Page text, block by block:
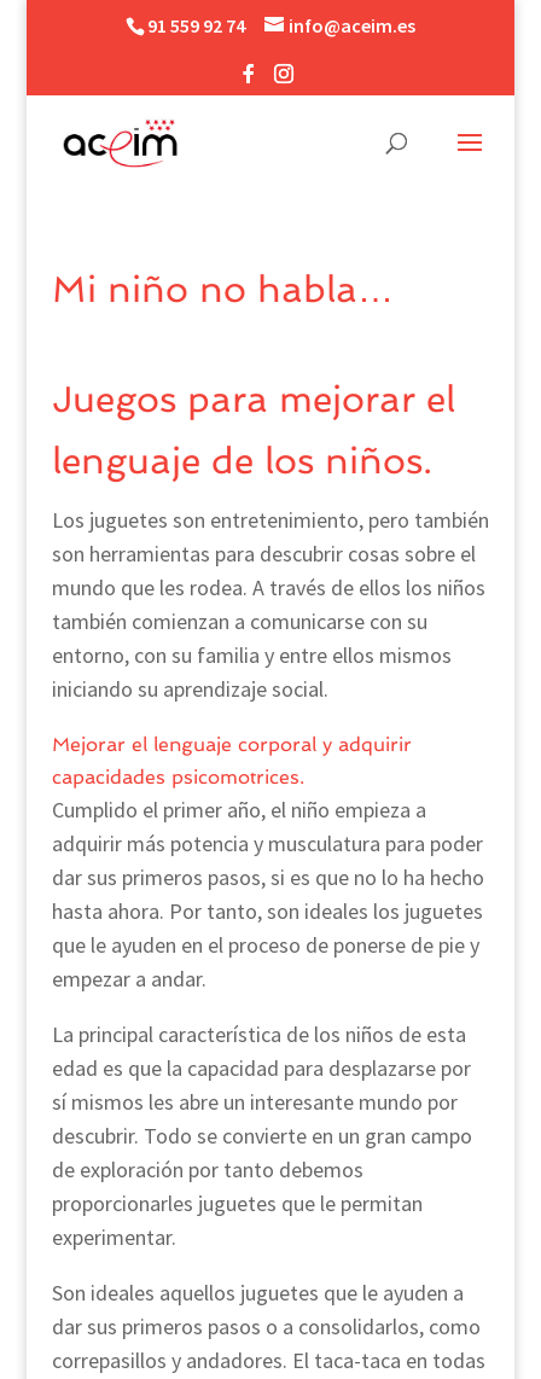
91 559 92 74 info@aceim.es
Mi niño no habla…
Juegos para mejorar el
lenguaje de los niños.
Los juguetes son entretenimiento, pero también
son herramientas para descubrir cosas sobre el
mundo que les rodea. A través de ellos los niños
también comienzan a comunicarse con su
entorno, con su familia y entre ellos mismos
iniciando su aprendizaje social.
Mejorar el lenguaje corporal y adquirir
capacidades psicomotrices.
Cumplido el primer año, el niño empieza a
adquirir más potencia y musculatura para poder
dar sus primeros pasos, si es que no lo ha hecho
hasta ahora. Por tanto, son ideales los juguetes
que le ayuden en el proceso de ponerse de pie y
empezar a andar.
La principal característica de los niños de esta
edad es que la capacidad para desplazarse por
sí mismos les abre un interesante mundo por
descubrir. Todo se convierte en un gran campo
de exploración por tanto debemos
proporcionarles juguetes que le permitan
experimentar.
Son ideales aquellos juguetes que le ayuden a
dar sus primeros pasos o a consolidarlos, como
correpasillos y andadores. El taca-taca en todas